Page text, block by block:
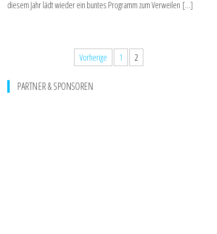
die­sem Jahr lädt wie­der ein bun­tes Pro­gramm zum Verweilen […]
Seitennummerierung
Beiträge
Vorherige 1 2
PARTNER & SPONSOREN